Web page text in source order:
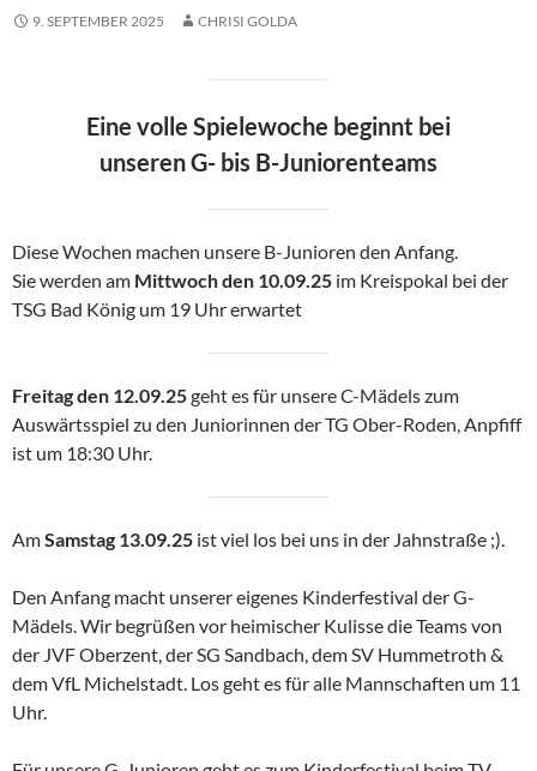
9. SEPTEMBER 2025 CHRISI GOLDA
Eine volle Spielewoche beginnt bei
unseren G- bis B-Juniorenteams
Diese Wochen machen unsere B-Junioren den Anfang.
Sie werden am Mittwoch den 10.09.25 im Kreispokal bei der
TSG Bad König um 19 Uhr erwartet
Freitag den 12.09.25geht es für unsere C-Mädels zum
Auswärtsspiel zu den Juniorinnen der TG Ober-Roden, Anpfiff
ist um 18:30 Uhr.
AmSamstag 13.09.25 ist viel los bei uns in der Jahnstraße ;).
Den Anfang macht unserer eigenes Kinderfestival der G-
Mädels. Wir begrüßen vor heimischer Kulisse die Teams von
der JVF Oberzent, der SG Sandbach, dem SV Hummetroth &
dem VfL Michelstadt. Los geht es für alle Mannschaften um 11
Uhr.